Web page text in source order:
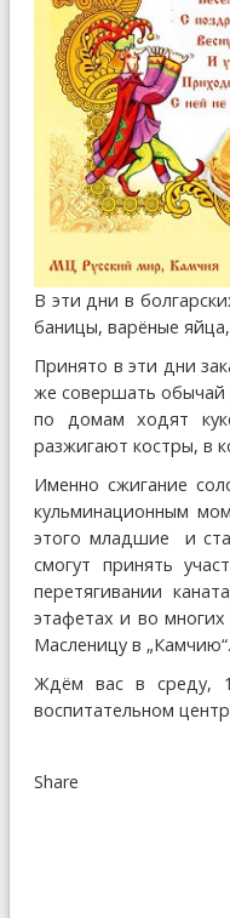
В эти дни в
баницы, варёные
Принято в эти дни
же совершать обычай
по домам ходят
разжигают костры, в
Именно сжигание
кульминационным
этого младшие и
смогут принять
перетягивании
этафетах и во
Масленицу в
Ждём вас в среду,
воспитательном
Share